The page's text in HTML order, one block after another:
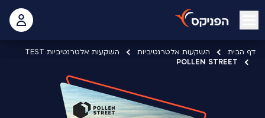
open mobile menu
דף הבית השקעות אלטרנטיביות
השקעות אלטרנטיביות TEST
POLLEN STREET